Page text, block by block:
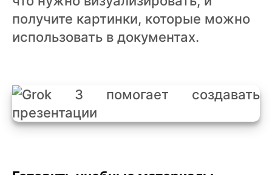
получите картинки, которые можно
использовать в документах.